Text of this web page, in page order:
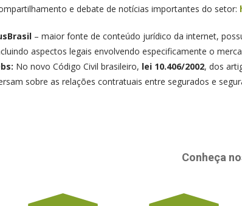
e debate de notícias importantes do setor:
– maior fonte de conteúdo jurídico da internet,
aspectos legais envolvendo especificamente o
No novo Código Civil brasileiro, lei 10.406/2002, dos
sobre as relações contratuais entre segurados e
Conheça